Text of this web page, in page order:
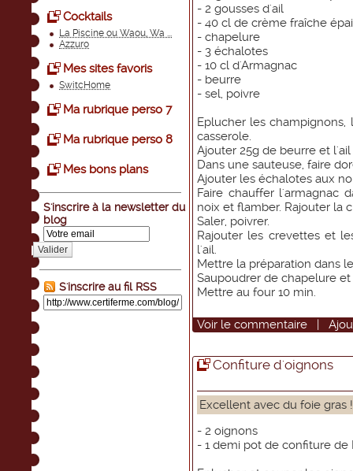
Cocktails
La Piscine ou Waou, Wa ...
Azzuro
Mes sites favoris
SwitcHome
Ma rubrique perso 7
Ma rubrique perso 8
Mes bons plans
S'inscrire à la newsletter du
blog
Valider
S'inscrire au fil RSS
- 2 gousses d'ail
- 40 cl de crème fraîche
- chapelure
- 3 échalotes
- 10 cl d'Armagnac
- beurre
- sel, poivre
Eplucher les
casserole.
Ajouter 25g de beurre et
Dans une sauteuse, faire
Ajouter les échalotes aux
Faire chauffer l'armagnac
noix et flamber. Rajouter la
Saler, poivrer.
Rajouter les crevettes et
l'ail.
Mettre la préparation dans
Saupoudrer de chapelure
Mettre au four 10 min.
Voir le commentaire |
Confiture d'oignons
Excellent avec du foie gras
- 2 oignons
- 1 demi pot de confiture de